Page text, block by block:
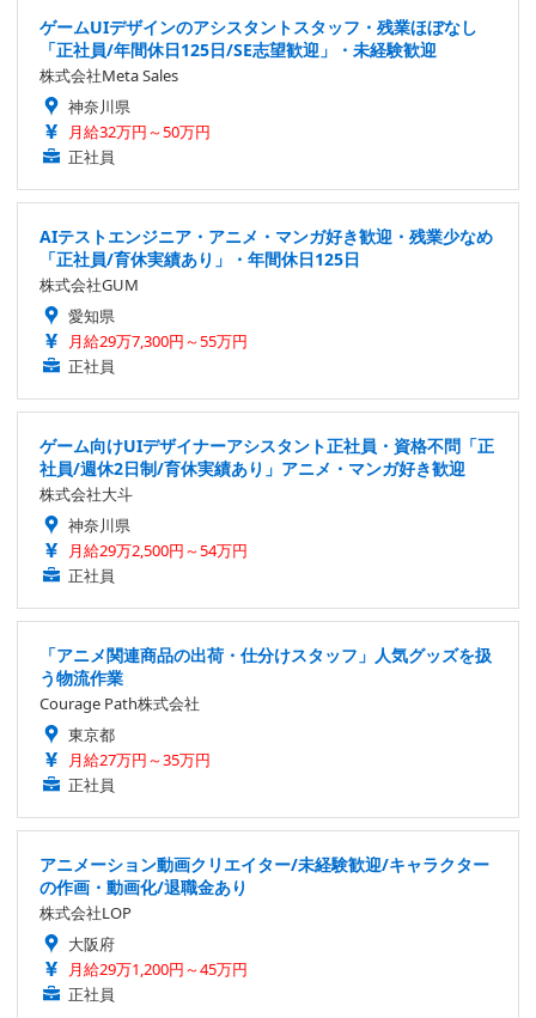
ゲームUIデザインのアシスタントスタッフ・残業ほぼなし
「正社員/年間休日125日/SE志望歓迎」・未経験歓迎
株式会社Meta Sales
神奈川県
月給32万円～50万円
正社員
AIテストエンジニア・アニメ・マンガ好き歓迎・残業少なめ
「正社員/育休実績あり」・年間休日125日
株式会社GUM
愛知県
月給29万7,300円～55万円
正社員
ゲーム向けUIデザイナーアシスタント正社員・資格不問「正
社員/週休2日制/育休実績あり」アニメ・マンガ好き歓迎
株式会社大斗
神奈川県
月給29万2,500円～54万円
正社員
「アニメ関連商品の出荷・仕分けスタッフ」人気グッズを扱
う物流作業
Courage Path株式会社
東京都
月給27万円～35万円
正社員
アニメーション動画クリエイター/未経験歓迎/キャラクター
の作画・動画化/退職金あり
株式会社LOP
大阪府
月給29万1,200円～45万円
正社員